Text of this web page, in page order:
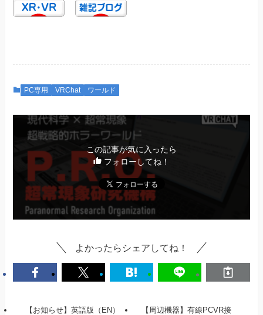
PC専用 VRChat ワールド
この記事が気に入ったら
フォローしてね！
よかったらシェアしてね！
【お知らせ】英語版（EN）
【周辺機器】有線PCVR接